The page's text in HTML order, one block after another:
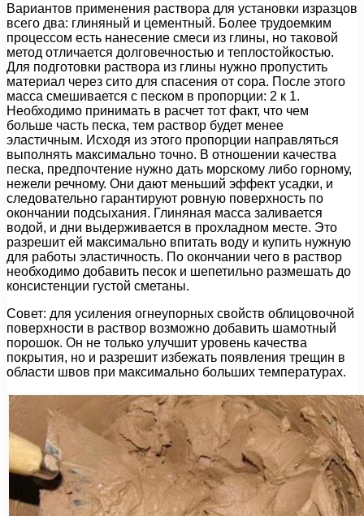
Вариантов применения раствора для установки изразцов
всего два: глиняный и цементный. Более трудоемким
процессом есть нанесение смеси из глины, но таковой
метод отличается долговечностью и теплостойкостью.
Для подготовки раствора из глины нужно пропустить
материал через сито для спасения от сора. После этого
масса смешивается с песком в пропорции: 2 к 1.
Необходимо принимать в расчет тот факт, что чем
больше часть песка, тем раствор будет менее
эластичным. Исходя из этого пропорции направляться
выполнять максимально точно. В отношении качества
песка, предпочтение нужно дать морскому либо горному,
нежели речному. Они дают меньший эффект усадки, и
следовательно гарантируют ровную поверхность по
окончании подсыхания. Глиняная масса заливается
водой, и дни выдерживается в прохладном месте. Это
разрешит ей максимально впитать воду и купить нужную
для работы эластичность. По окончании чего в раствор
необходимо добавить песок и шепетильно размешать до
консистенции густой сметаны.
Совет: для усиления огнеупорных свойств облицовочной
поверхности в раствор возможно добавить шамотный
порошок. Он не только улучшит уровень качества
покрытия, но и разрешит избежать появления трещин в
области швов при максимально больших температурах.